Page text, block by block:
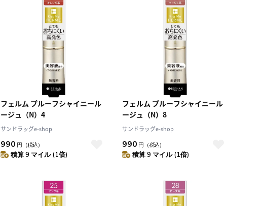
順）
人気順
レビュー件数（多い
順）
レビュー評価（高い
価格（高い順）
フェルム プルーフシャイニール
ージュ（N）4
サンドラッグe-shop
990 円 （税込）
積算 9 マイル (1倍)
フェルム プルーフシャイニール
ージュ（N）8
サンドラッグe-shop
990 円 （税込）
積算 9 マイル (1倍)